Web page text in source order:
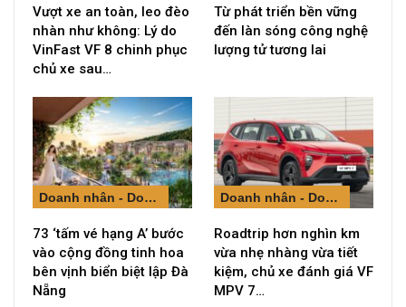
Vượt xe an toàn, leo đèo
nhàn như không: Lý do
VinFast VF 8 chinh phục
chủ xe sau…
Từ phát triển bền vững
đến làn sóng công nghệ
lượng tử tương lai
Doanh nhân - Doanh nghiệp
73 ‘tấm vé hạng A’ bước
vào cộng đồng tinh hoa
bên vịnh biển biệt lập Đà
Nẵng
Doanh nhân - Doanh nghiệp
Roadtrip hơn nghìn km
vừa nhẹ nhàng vừa tiết
kiệm, chủ xe đánh giá VF
MPV 7…